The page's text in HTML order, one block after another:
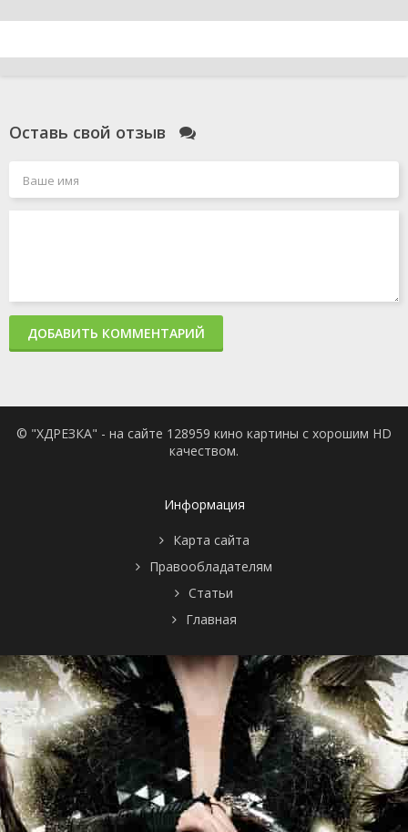
Оставь свой отзыв
ДОБАВИТЬ КОММЕНТАРИЙ
© "ХДРЕЗКА" - на сайте 128959 кино картины с хорошим HD
качеством.
Информация
Карта сайта
Правообладателям
Статьи
Главная